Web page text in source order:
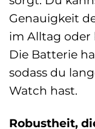
Genauigkeit
im Alltag oder
Die Batterie
sodass du
Watch hast.
Robustheit,